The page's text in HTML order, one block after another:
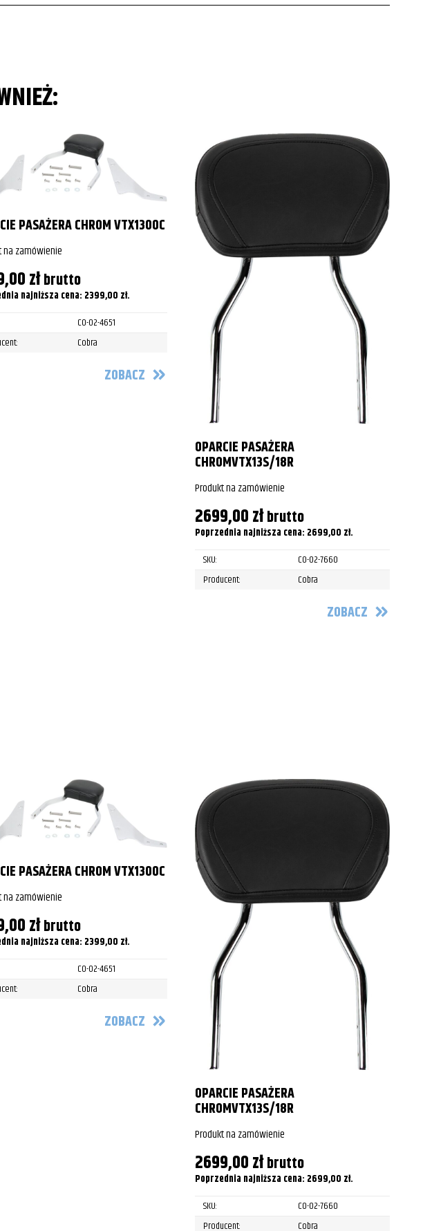
PASAŻERA CHROM VTX1300C
na zamówienie
złbrutto
najniższa cena: 2399,00 zł.
CO-02-4651
Cobra
ZOBACZ
OPARCIE PASAŻERA
CHROMVTX13S/18R
Produkt na zamówienie
2699,00złbrutto
Poprzednia najniższa cena: 2699,00 zł.
SKU:
CO-02-7660
Producent:
Cobra
ZOBACZ
PASAŻERA CHROM VTX1300C
na zamówienie
złbrutto
najniższa cena: 2399,00 zł.
CO-02-4651
Cobra
ZOBACZ
OPARCIE PASAŻERA
CHROMVTX13S/18R
Produkt na zamówienie
2699,00złbrutto
Poprzednia najniższa cena: 2699,00 zł.
SKU:
CO-02-7660
Producent:
Cobra